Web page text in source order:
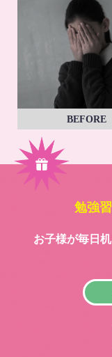
BEFORE
勉強
お子様が毎日